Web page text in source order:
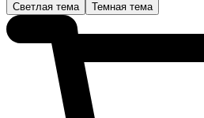
Светлая тема Темная тема